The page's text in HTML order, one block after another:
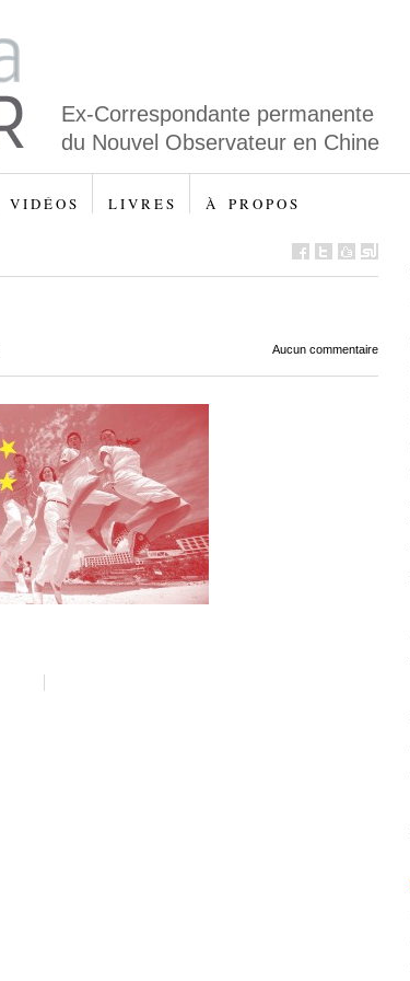
Ex-Correspondante permanente
du Nouvel Observateur en Chine
V I D É O S L I V R E S À P R O P O S
Aucun commentaire